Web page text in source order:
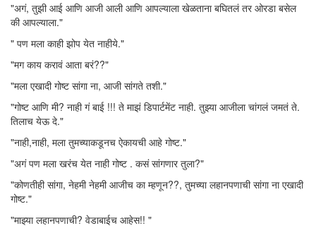
"अगं, तुझी आई आणि आजी आली आणि आपल्याला खेळताना बघितलं तर ओरडा बसेल
की आपल्याला."
" पण मला काही झोप येत नाहीये."
"मग काय करावं आता बरं??"
"मला एखादी गोष्ट सांगा ना, आजी सांगते तशी."
"गोष्ट आणि मी? नाही गं बाई !!! ते माझं डिपार्टमेंट नाही. तुझ्या आजीला चांगलं जमतं ते.
तिलाच येऊ दे."
"नाही,नाही, मला तुमच्याकडूनच ऐकायची आहे गोष्ट."
"अगं पण मला खरंच येत नाही गोष्ट . कसं सांगणार तुला?"
"कोणतीही सांगा, नेहमी नेहमी आजीच का म्हणून??, तुमच्या लहानपणाची सांगा ना एखादी
गोष्ट."
"माझ्या लहानपणाची? वेडाबाईच आहेस!! "